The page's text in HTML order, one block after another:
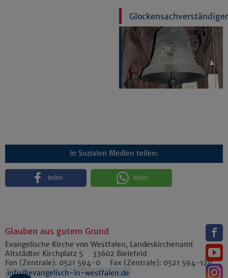
Glockensachverständiger
In Sozialen Medien teilen:
teilen teilen
Glauben aus gutem Grund
Evangelische Kirche von Westfalen, Landeskirchenamt
Altstädter Kirchplatz 5
33602 Bielefeld
Fon (Zentrale): 0521 594-0 Fax (Zentrale): 0521 594-129
info@evangelisch-in-westfalen.de